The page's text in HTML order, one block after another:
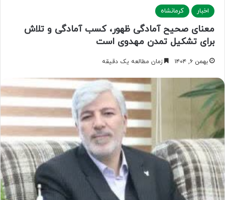
اخبار کرمانشاه
معنای صحیح آمادگی ظهور، کسب آمادگی و تلاش
برای تشکیل تمدن مهدوی است
بهمن ۶, ۱۴۰۴ زمان مطالعه یک دقیقه